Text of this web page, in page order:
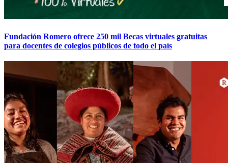
Fundación Romero ofrece 250 mil Becas virtuales gratuitas
para docentes de colegios públicos de todo el país